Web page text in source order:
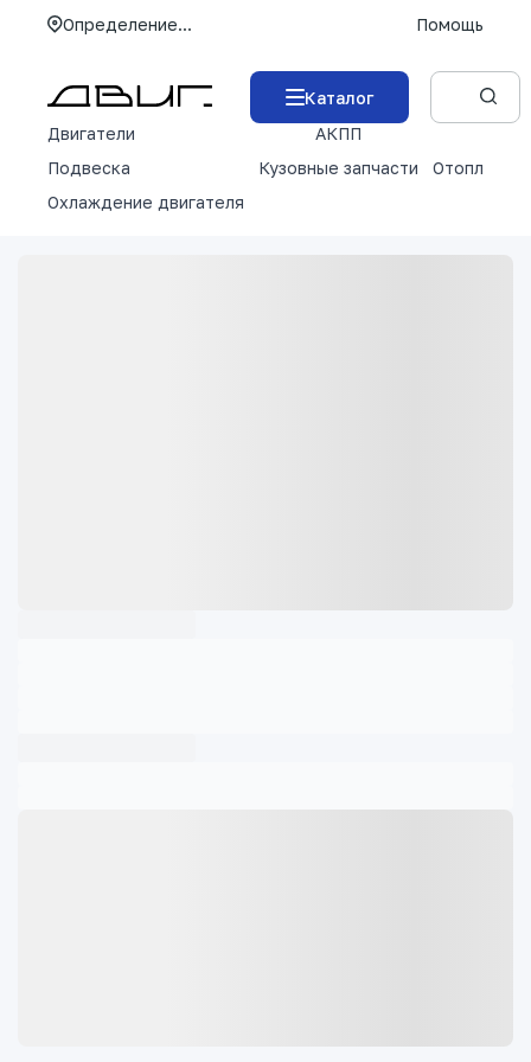
Определение... Помощь
Каталог
Двигатели
АКПП
Подвеска
Кузовные запчасти
Отопление
Охлаждение двигателя